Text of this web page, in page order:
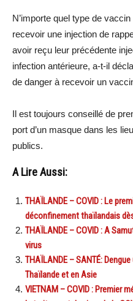
N’importe quel type de
recevoir une injection de
avoir reçu leur précédente
infection antérieure, a-t-il
de danger à recevoir un
Il est toujours conseillé de
port d’un masque dans les
publics.
A Lire Aussi:
THAÏLANDE – COVID : Le
déconfinement thaïlandais
THAÏLANDE – COVID : A
virus
THAÏLANDE – SANTÉ:
Thaïlande et en Asie
VIETNAM – COVID : Premier